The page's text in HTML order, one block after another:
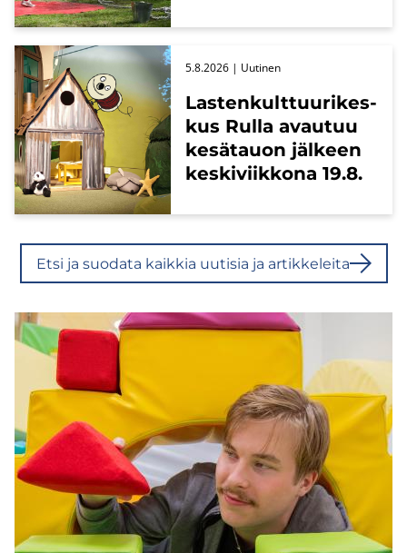
Las­ten­kult­tuu­ri­kes­
kus Rulla avau­tuu
ke­sä­tauon jäl­keen
kes­ki­viik­ko­na 19.8.
5.8.2026 | Uu­ti­nen
Etsi ja suo­da­ta kaik­kia uu­ti­sia ja ar­tik­ke­lei­ta